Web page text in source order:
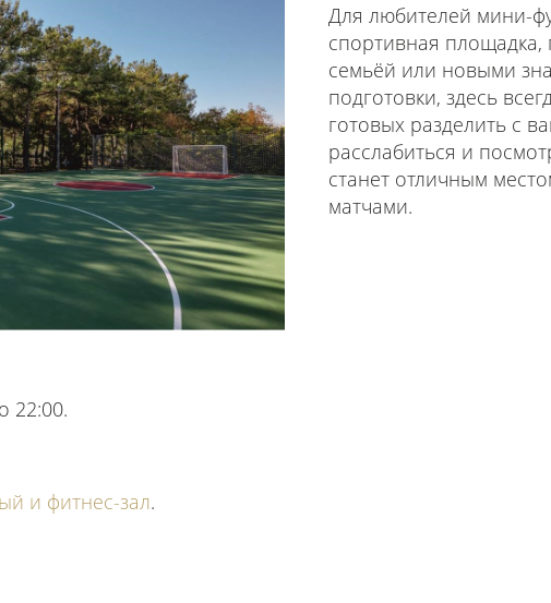
Для любителей мини-
спортивная площадка,
семьёй или новыми
подготовки, здесь
готовых разделить с
расслабиться и
станет отличным
матчами.
22:00.
и фитнес-зал.